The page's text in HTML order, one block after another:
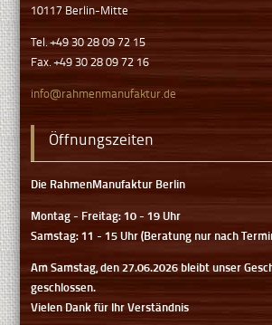
10117 Berlin-Mitte
Tel. +49 30 28 09 72 15
Fax. +49 30 28 09 72 16
info@rahmenmanufaktur.de
Öffnungszeiten
Die RahmenManufaktur Berlin
Montag - Freitag: 10 - 19 Uhr
Samstag: 11 - 15 Uhr (Beratung nur nach
Am Samstag, den 27.06.2026 bleibt unser
geschlossen.
Vielen Dank für Ihr Verständnis